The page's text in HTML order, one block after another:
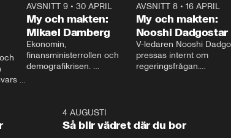
AVSNITT 9• 30 APRIL
My och makten:
Mikael Damberg
Ekonomin,
finansministerrollen och
demografikrisen.
och Makten.
AVSNITT 8• 16 APRIL
My och makten:
Nooshi Dadgostar
V-ledaren Nooshi
pressas internt om
regeringsfrågan.
– Vi ställer upp i val. Ska
vara med så sitter vi
1:064 AUGUSTI
Så blir vädret där du bor